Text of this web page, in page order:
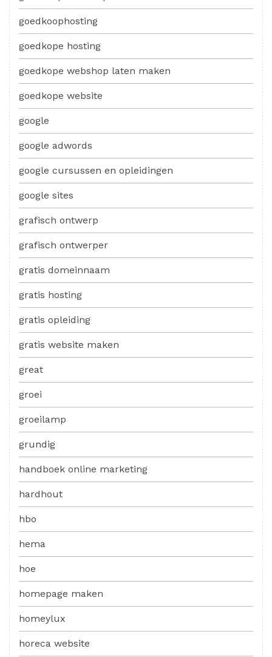
goedkoophosting
goedkope hosting
goedkope webshop laten maken
goedkope website
google
google adwords
google cursussen en opleidingen
google sites
grafisch ontwerp
grafisch ontwerper
gratis domeinnaam
gratis hosting
gratis opleiding
gratis website maken
great
groei
groeilamp
grundig
handboek online marketing
hardhout
hbo
hema
hoe
homepage maken
homeylux
horeca website